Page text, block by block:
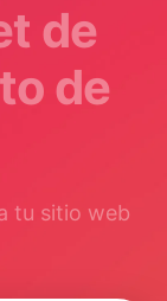
de
de
tu sitio web